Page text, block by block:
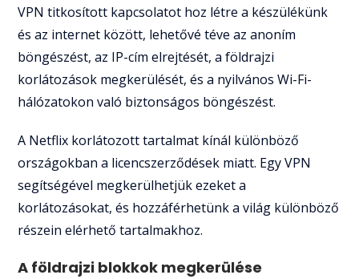
VPN titkosított kapcsolatot hoz létre a készülékünk
és az internet között, lehetővé téve az anoním
böngészést, az IP-cím elrejtését, a földrajzi
korlátozások megkerülését, és a nyilvános Wi-Fi-
hálózatokon való biztonságos böngészést.
A Netflix korlátozott tartalmat kínál különböző
országokban a licencszerződések miatt. Egy VPN
segítségével megkerülhetjük ezeket a
korlátozásokat, és hozzáférhetünk a világ különböző
részein elérhető tartalmakhoz.
A földrajzi blokkok megkerülése